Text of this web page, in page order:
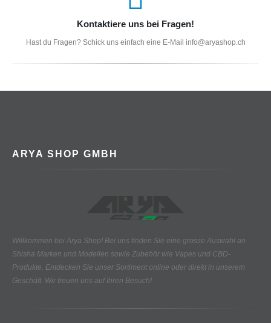
Kontaktiere uns bei Fragen!
Hast du Fragen? Schick uns einfach eine E-Mail info@aryashop.ch
ARYA SHOP GMBH
Willkommen bei Arya Shop! Bei uns finden Sie eine grosse Auswahl an
Shisha Marken und Modellen sowie Zubehör wie Vapes und CBD-
Produkte. Entdecken Sie unser Sortiment online oder direkt in unserem
Geschäft. Wir freuen uns auf Ihren Besuch!